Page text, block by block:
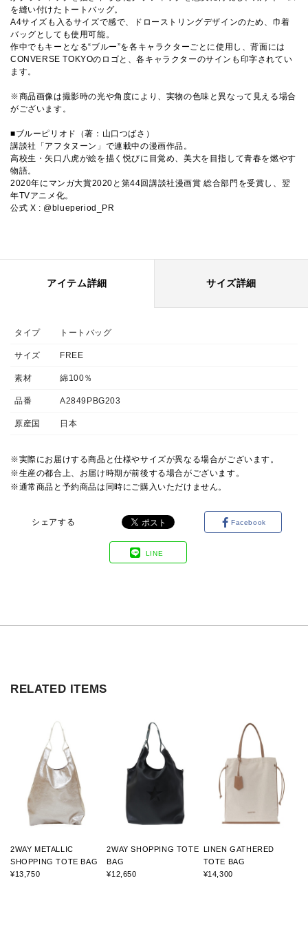
を縫い付けたトートバッグ。
A4サイズも入るサイズで感で、ドローストリングデザインのため、巾着
バッグとしても使用可能。
作中でもキーとなる“ブルー”を各キャラクターごとに使用し、背面には
CONVERSE TOKYOのロゴと、各キャラクターのサインも印字されてい
ます。
※商品画像は撮影時の光や角度により、実物の色味と異なって見える場合
がございます。
■ブルーピリオド（著：山口つばさ）
講談社「アフタヌーン」で連載中の漫画作品。
高校生・矢口八虎が絵を描く悦びに目覚め、美大を目指して青春を燃やす
物語。
2020年にマンガ大賞2020と第44回講談社漫画賞 総合部門を受賞し、翌
年TVアニメ化。
公式 X : @blueperiod_PR
アイテム詳細 サイズ詳細
タイプ トートバッグ
サイズ FREE
素材 綿100％
品番 A2849PBG203
原産国 日本
※実際にお届けする商品と仕様やサイズが異なる場合がございます。
※生産の都合上、お届け時期が前後する場合がございます。
※通常商品と予約商品は同時にご購入いただけません。
シェアする Facebook
LINE
RELATED ITEMS
2WAY METALLIC
SHOPPING TOTE BAG
¥13,750
2WAY SHOPPING TOTE
BAG
¥12,650
LINEN GATHERED
TOTE BAG
¥14,300